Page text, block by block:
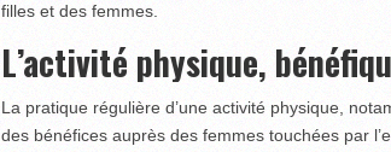
filles et des femmes.
L’activité physique,
La pratique régulière d’une activité physique,
des bénéfices auprès des femmes touchées par